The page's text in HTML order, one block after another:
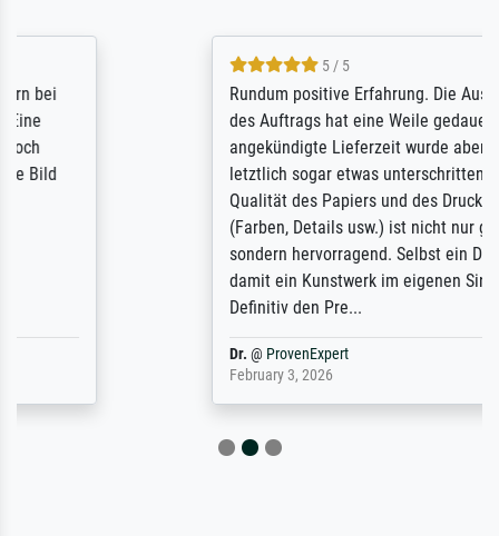
Rundum positive Erfahrung. Die Ausführung
des Auftrags hat eine Weile gedauert, die
angekündigte Lieferzeit wurde aber
letztlich sogar etwas unterschritten. Die
Qualität des Papiers und des Drucks
(Farben, Details usw.) ist nicht nur gut,
sondern hervorragend. Selbst ein Druck ist
damit ein Kunstwerk im eigenen Sinne.